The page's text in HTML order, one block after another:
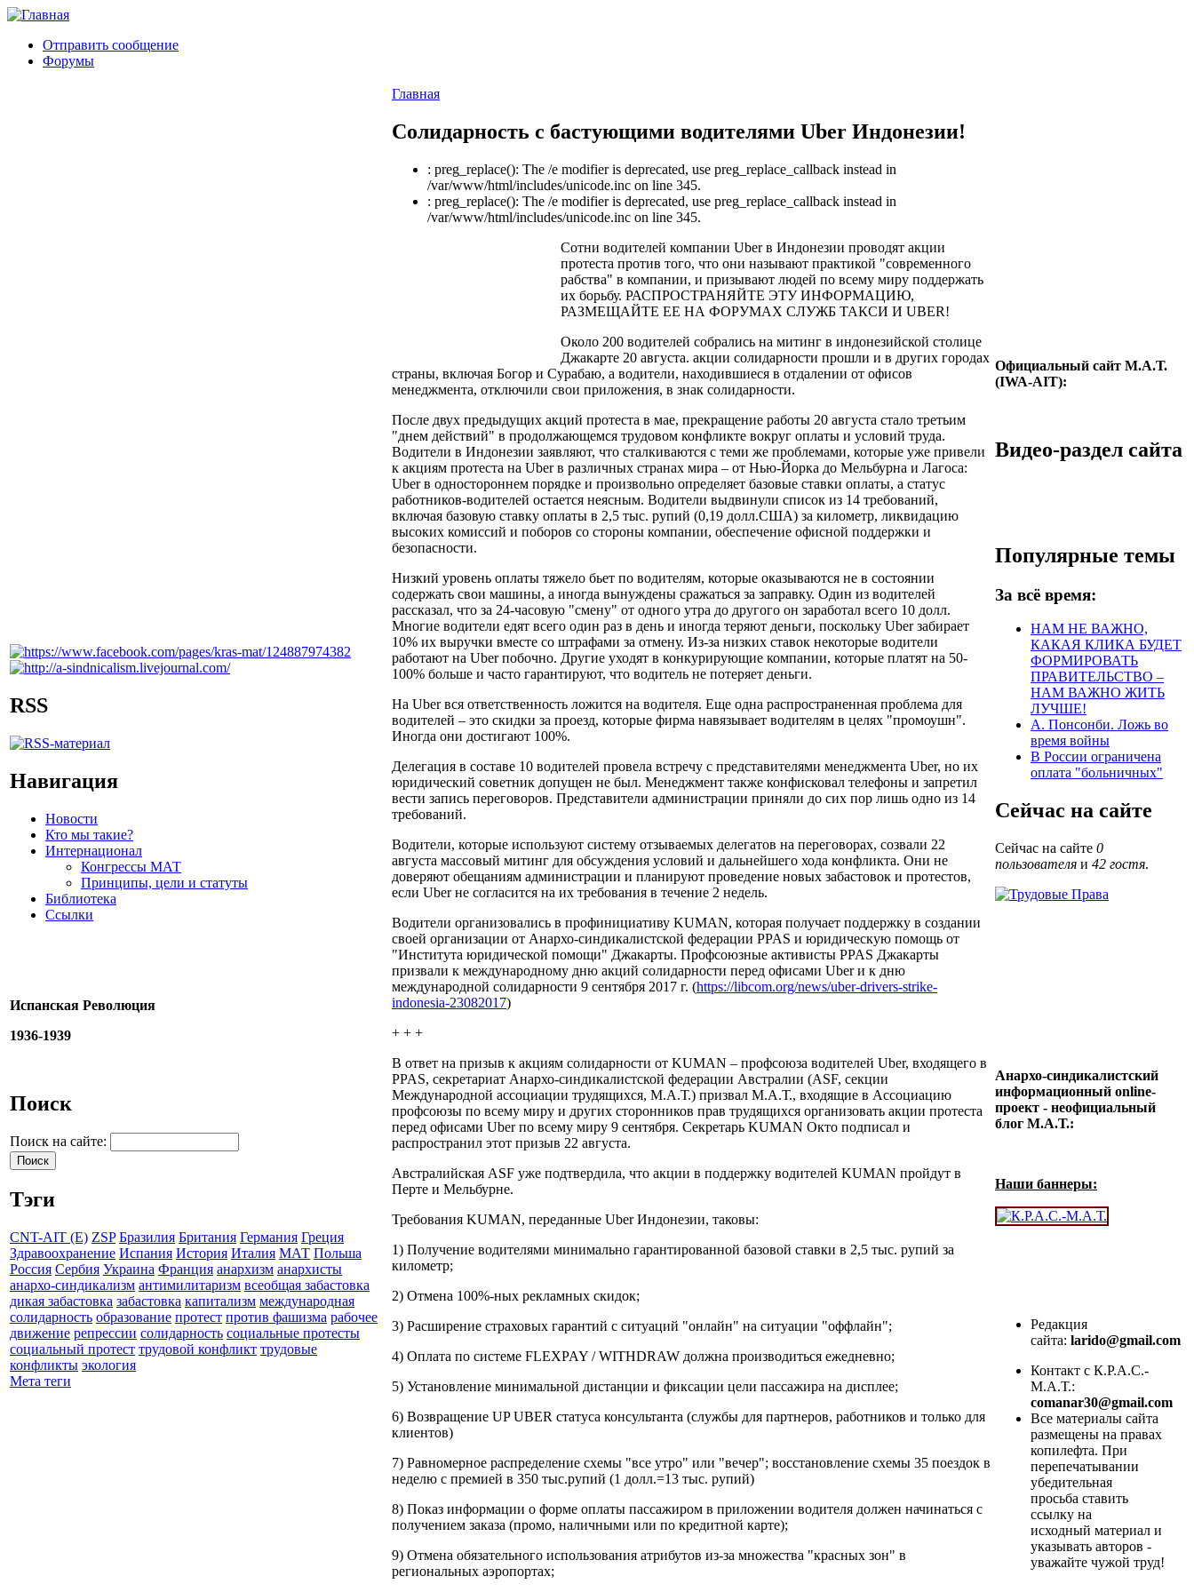
Отправить сообщение
Форумы
RSS
Навигация
Новости
Кто мы такие?
Интернационал
Конгрессы МАТ
Принципы, цели и статуты
Библиотека
Ссылки
Испанская Революция
1936-1939
Поиск
Поиск на сайте:
Тэги
CNT-AIT (E) ZSP Бразилия Британия Германия Греция
Здравоохранение Испания История Италия МАТ Польша
Россия Сербия Украина Франция анархизм анархисты
анархо-синдикализм антимилитаризм всеобщая забастовка
дикая забастовка забастовка капитализм международная
солидарность образование протест против фашизма рабочее
движение репрессии солидарность социальные протесты
социальный протест трудовой конфликт трудовые
конфликты экология
Мета теги
Главная
Солидарность с бастующими водителями Uber Индонезии!
: preg_replace(): The /e modifier is deprecated, use preg_replace_callback instead in
/var/www/html/includes/unicode.inc on line 345.
: preg_replace(): The /e modifier is deprecated, use preg_replace_callback instead in
/var/www/html/includes/unicode.inc on line 345.
Сотни водителей компании Uber в Индонезии проводят акции
протеста против того, что они называют практикой "современного
рабства" в компании, и призывают людей по всему миру поддержать
их борьбу. РАСПРОСТРАНЯЙТЕ ЭТУ ИНФОРМАЦИЮ,
РАЗМЕЩАЙТЕ ЕЕ НА ФОРУМАХ СЛУЖБ ТАКСИ И UBER!
Около 200 водителей собрались на митинг в индонезийской столице
Джакарте 20 августа. акции солидарности прошли и в других городах
страны, включая Богор и Сурабаю, а водители, находившиеся в отдалении от офисов
менеджмента, отключили свои приложения, в знак солидарности.
После двух предыдущих акций протеста в мае, прекращение работы 20 августа стало третьим
"днем действий" в продолжающемся трудовом конфликте вокруг оплаты и условий труда.
Водители в Индонезии заявляют, что сталкиваются с теми же проблемами, которые уже привели
к акциям протеста на Uber в различных странах мира – от Нью-Йорка до Мельбурна и Лагоса:
Uber в одностороннем порядке и произвольно определяет базовые ставки оплаты, а статус
работников-водителей остается неясным. Водители выдвинули список из 14 требований,
включая базовую ставку оплаты в 2,5 тыс. рупий (0,19 долл.США) за километр, ликвидацию
высоких комиссий и поборов со стороны компании, обеспечение офисной поддержки и
безопасности.
Низкий уровень оплаты тяжело бьет по водителям, которые оказываются не в состоянии
содержать свои машины, а иногда вынуждены сражаться за заправку. Один из водителей
рассказал, что за 24-часовую "смену" от одного утра до другого он заработал всего 10 долл.
Многие водители едят всего один раз в день и иногда теряют деньги, поскольку Uber забирает
10% их выручки вместе со штрафами за отмену. Из-за низких ставок некоторые водители
работают на Uber побочно. Другие уходят в конкурирующие компании, которые платят на 50-
100% больше и часто гарантируют, что водитель не потеряет деньги.
На Uber вся ответственность ложится на водителя. Еще одна распространенная проблема для
водителей – это скидки за проезд, которые фирма навязывает водителям в целях "промоушн".
Иногда они достигают 100%.
Делегация в составе 10 водителей провела встречу с представителями менеджмента Uber, но их
юридический советник допущен не был. Менеджмент также конфисковал телефоны и запретил
вести запись переговоров. Представители администрации приняли до сих пор лишь одно из 14
требований.
Водители, которые используют систему отзываемых делегатов на переговорах, созвали 22
августа массовый митинг для обсуждения условий и дальнейшего хода конфликта. Они не
доверяют обещаниям администрации и планируют проведение новых забастовок и протестов,
если Uber не согласится на их требования в течение 2 недель.
Водители организовались в профинициативу KUMAN, которая получает поддержку в создании
своей организации от Анархо-синдикалистской федерации PPAS и юридическую помощь от
"Института юридической помощи" Джакарты. Профсоюзные активисты PPAS Джакарты
призвали к международному дню акций солидарности перед офисами Uber и к дню
международной солидарности 9 сентября 2017 г. (https://libcom.org/news/uber-drivers-strike-
indonesia-23082017)
+ + +
В ответ на призыв к акциям солидарности от KUMAN – профсоюза водителей Uber, входящего в
PPAS, секретариат Анархо-синдикалистской федерации Австралии (ASF, секции
Международной ассоциации трудящихся, М.А.Т.) призвал М.А.Т., входящие в Ассоциацию
профсоюзы по всему миру и других сторонников прав трудящихся организовать акции протеста
перед офисами Uber по всему миру 9 сентября. Секретарь KUMAN Окто подписал и
распространил этот призыв 22 августа.
Австралийская ASF уже подтвердила, что акции в поддержку водителей KUMAN пройдут в
Перте и Мельбурне.
Требования KUMAN, переданные Uber Индонезии, таковы:
1) Получение водителями минимально гарантированной базовой ставки в 2,5 тыс. рупий за
километр;
2) Отмена 100%-ных рекламных скидок;
3) Расширение страховых гарантий с ситуаций "онлайн" на ситуации "оффлайн";
4) Оплата по системе FLEXPAY / WITHDRAW должна производиться ежедневно;
5) Установление минимальной дистанции и фиксации цели пассажира на дисплее;
6) Возвращение UP UBER статуса консультанта (службы для партнеров, работников и только для
клиентов)
7) Равномерное распределение схемы "все утро" или "вечер"; восстановление схемы 35 поездок в
неделю с премией в 350 тыс.рупий (1 долл.=13 тыс. рупий)
8) Показ информации о форме оплаты пассажиром в приложении водителя должен начинаться с
получением заказа (промо, наличными или по кредитной карте);
9) Отмена обязательного использования атрибутов из-за множества "красных зон" в
региональных аэропортах;
Официальный сайт М.А.Т.
(IWA-AIT):
Видео-раздел сайта
Популярные темы
За всё время:
НАМ НЕ ВАЖНО,
КАКАЯ КЛИКА БУДЕТ
ФОРМИРОВАТЬ
ПРАВИТЕЛЬСТВО –
НАМ ВАЖНО ЖИТЬ
ЛУЧШЕ!
А. Понсонби. Ложь во
время войны
В России ограничена
оплата "больничных"
Сейчас на сайте
Сейчас на сайте 0
пользователя и 42 гостя.
Анархо-синдикалистский
информационный online-
проект - неофициальный
блог М.А.Т.:
Наши баннеры:
Редакция
сайта: larido@gmail.com
Контакт с К.Р.А.С.-
М.А.Т.:
comanar30@gmail.com
Все материалы сайта
размещены на правах
копилефта. При
перепечатывании
убедительная
просьба ставить
ссылку на
исходный материал и
указывать авторов -
уважайте чужой труд!